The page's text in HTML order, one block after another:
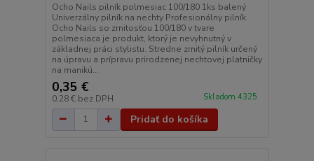
Ocho Nails pilník polmesiac 100/180 1ks balený
Univerzálny pilník na nechty Profesionálny pilník
Ocho Nails so zrnitosťou 100/180 v tvare
polmesiaca je produkt, ktorý je nevyhnutný v
základnej práci stylistu. Stredne zrnitý pilník určený
na úpravu a prípravu prirodzenej nechtovej platničky
na manikú...
0,35 €
0,28 € bez DPH Skladom 4325
Pridať do košíka